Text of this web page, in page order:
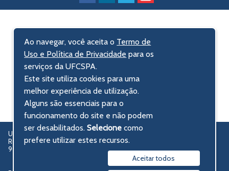
UFCSPA – Universidade Federal de Ciências da Saúde de Porto Alegre
Rua Sarmento Leite, 245 - Centro Histórico
90050-170 Porto Alegre, RS, Brasil
Ao navegar, você aceita o Termo de
Uso e Política de Privacidade para os
serviços da UFCSPA.
Este site utiliza cookies para uma
melhor experiência de utilização.
Alguns são essenciais para o
funcionamento do site e não podem
ser desabilitados.Selecionecomo
prefere utilizar estes recursos.
Aceitar todos